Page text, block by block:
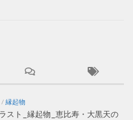
/ 縁起物
スト_縁起物_恵比寿・大黒天の